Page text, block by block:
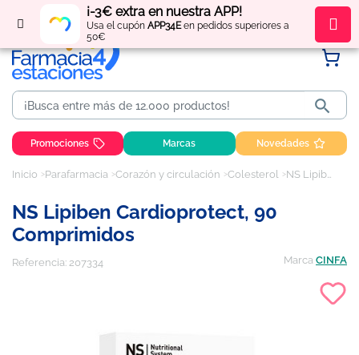
¡-3€ extra en nuestra APP!
Usa el cupón APP34Een pedidos superiores a
50€
Regístratey obténpuntos por tus compras

Promociones Marcas Novedades
Inicio Parafarmacia Corazón y circulación Colesterol NS Lipiben Cardioprotect, 90 comprimidos
NS Lipiben Cardioprotect, 90
Comprimidos
Referencia: 207334 Marca CINFA